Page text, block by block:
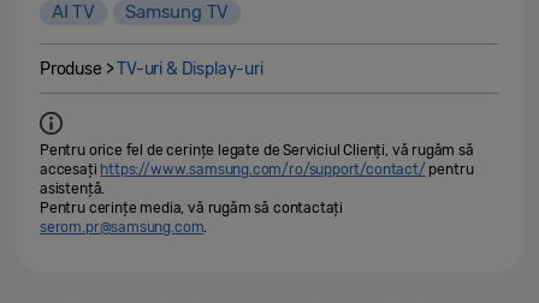
AI TV Samsung TV
Produse >TV-uri & Display-uri
Pentru orice fel de cerințe legate de Serviciul Clienți, vă rugăm să
accesați https://www.samsung.com/ro/support/contact/ pentru
asistență.
Pentru cerințe media, vă rugăm să contactați
serom.pr@samsung.com.